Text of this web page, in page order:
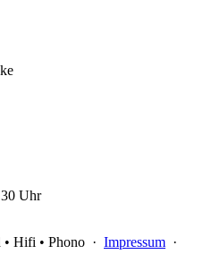
Uhr
Hifi • Phono · Impressum ·